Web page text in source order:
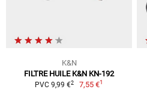
K&N
FILTRE HUILE K&N KN-192
PVC 9,99 €2 7,55 €1